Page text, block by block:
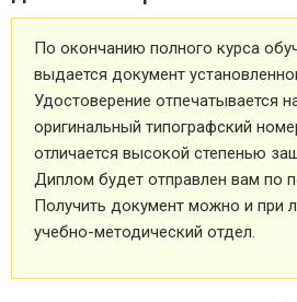
По окончанию полного курса
выдается документ
Удостоверение отпечатывается
оригинальный типографский
отличается высокой степенью
Диплом будет отправлен вам по
Получить документ можно и при
учебно-методический отдел.